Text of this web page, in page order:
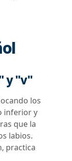
y "v"
los
inferior y
que la
labios.
practica